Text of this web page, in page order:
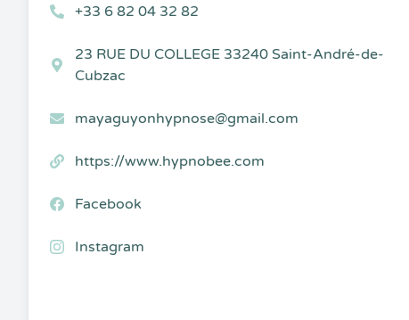
+33 6 82 04 32 82
23 RUE DU COLLEGE 33240 Saint-André-de-
Cubzac
mayaguyonhypnose@gmail.com
https://www.hypnobee.com
Facebook
Instagram